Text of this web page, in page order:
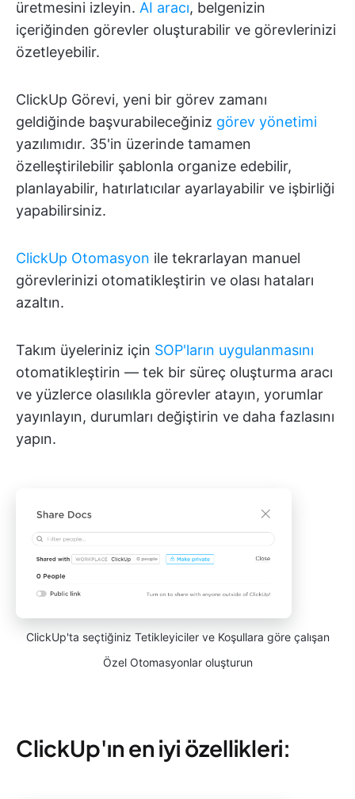
üretmesini izleyin. AI aracı, belgenizin
içeriğinden görevler oluşturabilir ve görevlerinizi
özetleyebilir.
ClickUp Görevi, yeni bir görev zamanı
geldiğinde başvurabileceğiniz görev yönetimi
yazılımıdır. 35'in üzerinde tamamen
özelleştirilebilir şablonla organize edebilir,
planlayabilir, hatırlatıcılar ayarlayabilir ve işbirliği
yapabilirsiniz.
ClickUp Otomasyon ile tekrarlayan manuel
görevlerinizi otomatikleştirin ve olası hataları
azaltın.
Takım üyeleriniz için SOP'ların uygulanmasını
otomatikleştirin — tek bir süreç oluşturma aracı
ve yüzlerce olasılıkla görevler atayın, yorumlar
yayınlayın, durumları değiştirin ve daha fazlasını
yapın.
ClickUp'ta seçtiğiniz Tetikleyiciler ve Koşullara göre çalışan
Özel Otomasyonlar oluşturun
ClickUp'ın en iyi özellikleri: